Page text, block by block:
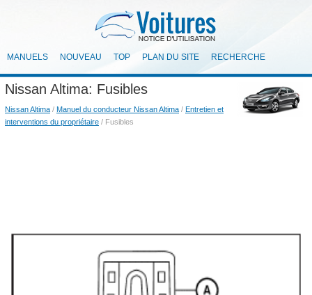
MANUELS NOUVEAU TOP PLAN DU SITE RECHERCHE
Nissan Altima: Fusibles
Nissan Altima / Manuel du conducteur Nissan Altima / Entretien et
interventions du propriétaire / Fusibles